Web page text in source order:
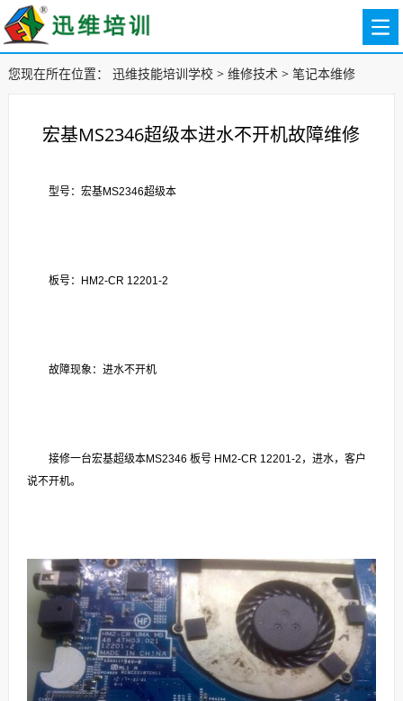
您现在所在位置： 迅维技能培训学校> 维修技术> 笔记本维修
宏基MS2346超级本进水不开机故障维修
型号：宏基MS2346超级本
板号：HM2-CR 12201-2
故障现象：进水不开机
接修一台宏基超级本MS2346 板号 HM2-CR 12201-2，进水，客户
说不开机。